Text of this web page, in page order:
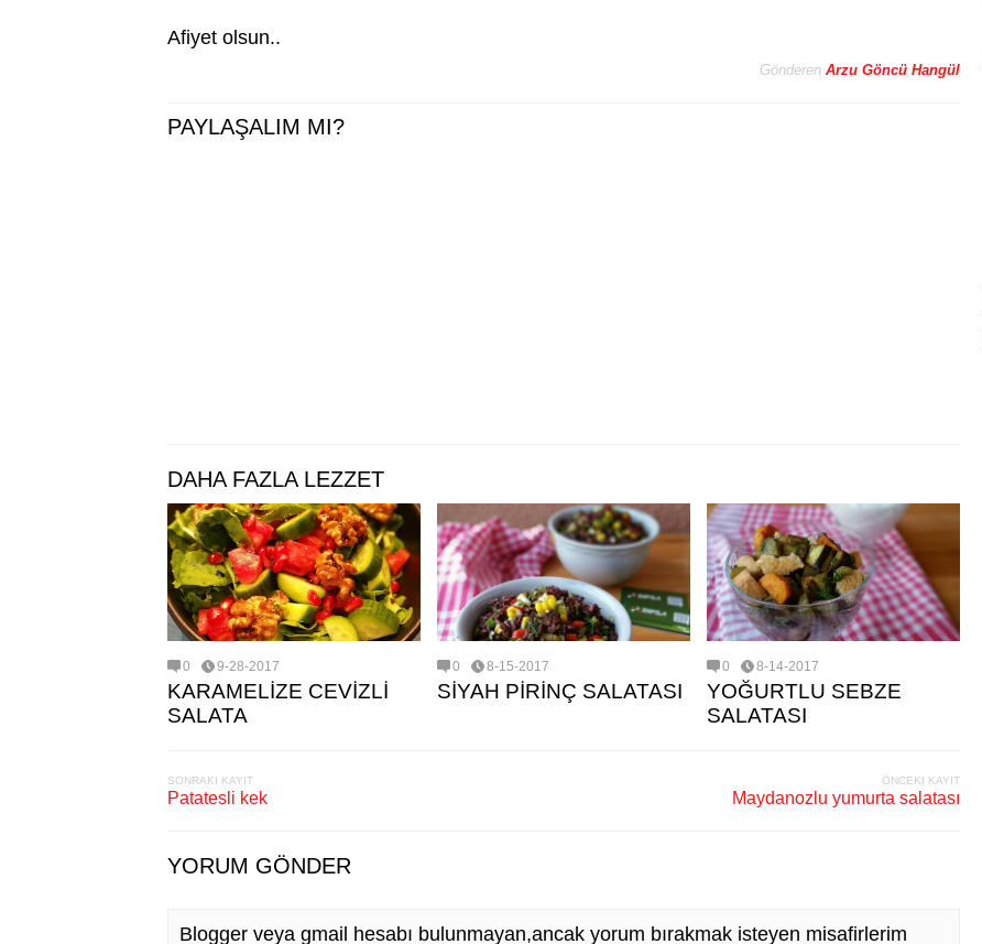
Afiyet olsun..
Gönderen Arzu Göncü Hangül
PAYLAŞALIM MI?
DAHA FAZLA LEZZET
0 9-28-2017
KARAMELİZE CEVİZLİ
SALATA
0 8-15-2017
SİYAH PİRİNÇ SALATASI
0 8-14-2017
YOĞURTLU SEBZE
SALATASI
SONRAKI KAYIT
Patatesli kek
ÖNCEKI KAYIT
Maydanozlu yumurta salatası
YORUM GÖNDER
Blogger veya gmail hesabı bulunmayan,ancak yorum bırakmak isteyen misafirlerim